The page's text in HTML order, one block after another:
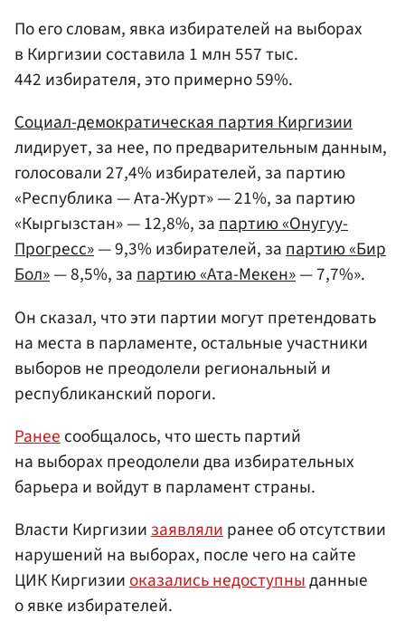
По его словам, явка избирателей на выборах
в Киргизии составила 1 млн 557 тыс.
442 избирателя, это примерно 59%.
Социал-демократическая партия Киргизии
лидирует, за нее, по предварительным данным,
голосовали 27,4% избирателей, за партию
«Республика — Ата-Журт» — 21%, за партию
«Кыргызстан» — 12,8%, запартию «Онугуу-
Прогресс»— 9,3% избирателей, запартию «Бир
Бол»— 8,5%, запартию «Ата-Мекен»— 7,7%».
Он сказал, что эти партии могут претендовать
на места в парламенте, остальные участники
выборов не преодолели региональный и
республиканский пороги.
Ранеесообщалось, что шесть партий
на выборах преодолели два избирательных
барьера и войдут в парламент страны.
Власти Киргизиизаявлялиранее об отсутствии
нарушений на выборах, после чего на сайте
ЦИК Киргизииоказались недоступныданные
о явке избирателей.